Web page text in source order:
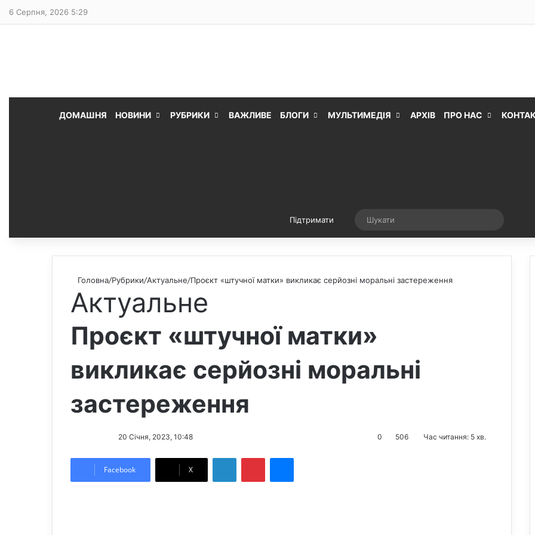
6 Серпня, 2026 5:29
ДОМАШНЯ НОВИНИ РУБРИКИ ВАЖЛИВЕ БЛОГИ МУЛЬТИМЕДІЯ АРХІВ ПРО НАС
Підтримати Випадкова стаття
Головна/Рубрики/Актуальне/Проєкт «штучної матки» викликає серйозні моральні застереження
Актуальне
Проєкт «штучної матки»
викликає серйозні моральні
застереження
l
n
d
20 Січня, 2023, 10:48 0 506 Час читання: 5 хв.
Facebook X